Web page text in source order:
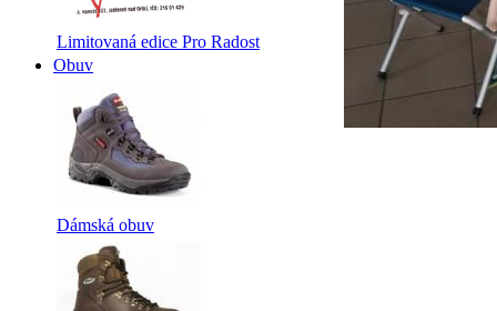
Limitovaná edice Pro Radost
Obuv
Dámská obuv